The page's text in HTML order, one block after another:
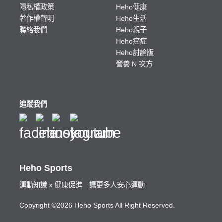
Heho Sports
運動知識 x 健康促進 讓更多人安心運動
Copyright ©2026 Heho Sports All Right Reserved.
隱私權政策
著作權聲明
聯絡我們
Heho健康
Heho生活
Heho親子
Heho癌症
Heho討論版
營養 N 次方
追蹤我們